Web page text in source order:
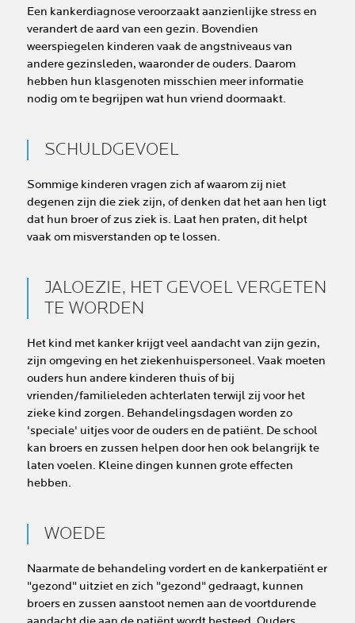
Een kankerdiagnose veroorzaakt aanzienlijke stress en
verandert de aard van een gezin. Bovendien
weerspiegelen kinderen vaak de angstniveaus van
andere gezinsleden, waaronder de ouders. Daarom
hebben hun klasgenoten misschien meer informatie
nodig om te begrijpen wat hun vriend doormaakt.
SCHULDGEVOEL
Sommige kinderen vragen zich af waarom zij niet
degenen zijn die ziek zijn, of denken dat het aan hen ligt
dat hun broer of zus ziek is. Laat hen praten, dit helpt
vaak om misverstanden op te lossen.
JALOEZIE, HET GEVOEL VERGETEN
TE WORDEN
Het kind met kanker krijgt veel aandacht van zijn gezin,
zijn omgeving en het ziekenhuispersoneel. Vaak moeten
ouders hun andere kinderen thuis of bij
vrienden/familieleden achterlaten terwijl zij voor het
zieke kind zorgen. Behandelingsdagen worden zo
'speciale' uitjes voor de ouders en de patiënt. De school
kan broers en zussen helpen door hen ook belangrijk te
laten voelen. Kleine dingen kunnen grote effecten
hebben.
WOEDE
Naarmate de behandeling vordert en de kankerpatiënt er
"gezond" uitziet en zich "gezond" gedraagt, kunnen
broers en zussen aanstoot nemen aan de voortdurende